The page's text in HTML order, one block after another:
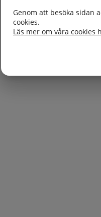
Genom att besöka sidan
cookies.
Läs mer om våra cookies